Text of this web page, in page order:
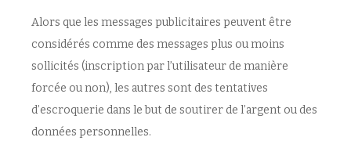
Alors que les messages publicitaires peuvent être
considérés comme des messages plus ou moins
sollicités (inscription par l’utilisateur de manière
forcée ou non), les autres sont des tentatives
d’escroquerie dans le but de soutirer de l’argent ou des
données personnelles.